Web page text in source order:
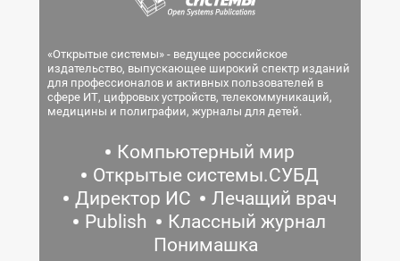
«Открытые системы» - ведущее российское
издательство, выпускающее широкий спектр изданий
для профессионалов и активных пользователей в
сфере ИТ, цифровых устройств, телекоммуникаций,
медицины и полиграфии, журналы для детей.
Компьютерный мир
Открытые системы.СУБД
Директор ИС
Лечащий врач
Publish
Классный журнал
Понимашка